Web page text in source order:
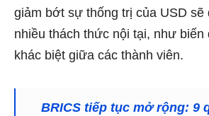
giảm bớt sự thống trị của USD sẽ
nhiều thách thức nội tại, như biến
khác biệt giữa các thành viên.
BRICS tiếp tục mở rộng: 9